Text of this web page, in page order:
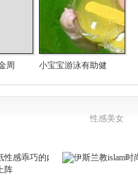
周 小宝宝游泳有助健
性感美女